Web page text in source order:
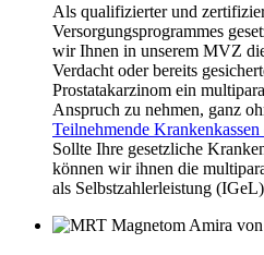
Als qualifizierter und
Versorgungsprogrammes
wir Ihnen in unserem MVZ
Verdacht oder bereits
Prostatakarzinom ein
Anspruch zu nehmen, ganz
Teilnehmende
Sollte Ihre gesetzliche
können wir ihnen die
als Selbstzahlerleistung